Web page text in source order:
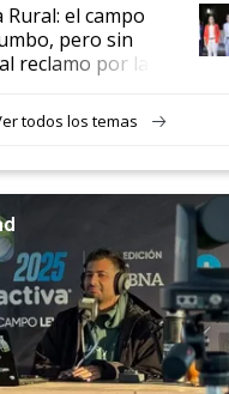
Rural: el campo
pero sin
reclamo por las
todos los temas